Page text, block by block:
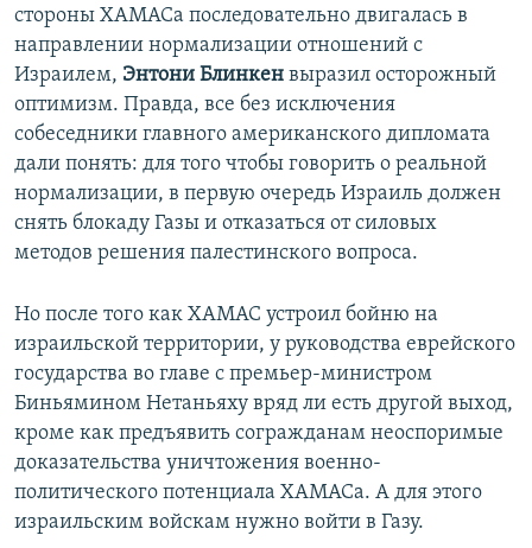
стороны ХАМАСа последовательно двигалась в
направлении нормализации отношений с
Израилем, Энтони Блинкен выразил осторожный
оптимизм. Правда, все без исключения
собеседники главного американского дипломата
дали понять: для того чтобы говорить о реальной
нормализации, в первую очередь Израиль должен
снять блокаду Газы и отказаться от силовых
методов решения палестинского вопроса.
Но после того как ХАМАС устроил бойню на
израильской территории, у руководства еврейского
государства во главе с премьер-министром
Биньямином Нетаньяху вряд ли есть другой выход,
кроме как предъявить согражданам неоспоримые
доказательства уничтожения военно-
политического потенциала ХАМАСа. А для этого
израильским войскам нужно войти в Газу.